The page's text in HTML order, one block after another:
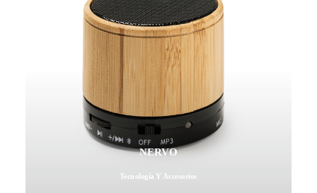
NERVO
Tecnología Y Accesorios